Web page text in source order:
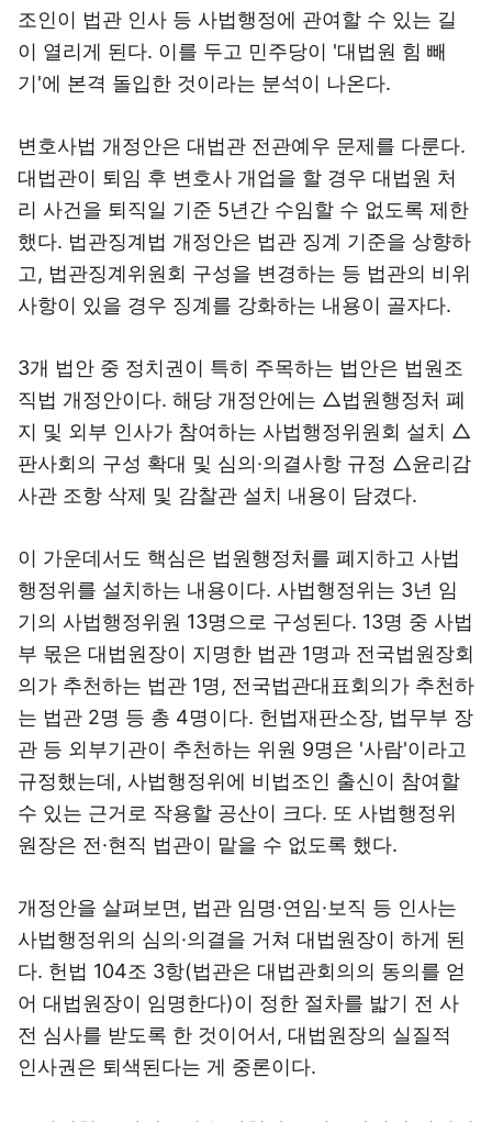
조인이 법관 인사 등 사법행정에 관여할 수 있는 길
이 열리게 된다. 이를 두고 민주당이 '대법원 힘 빼
기'에 본격 돌입한 것이라는 분석이 나온다.
변호사법 개정안은 대법관 전관예우 문제를 다룬다.
대법관이 퇴임 후 변호사 개업을 할 경우 대법원 처
리 사건을 퇴직일 기준 5년간 수임할 수 없도록 제한
했다. 법관징계법 개정안은 법관 징계 기준을 상향하
고, 법관징계위원회 구성을 변경하는 등 법관의 비위
사항이 있을 경우 징계를 강화하는 내용이 골자다.
3개 법안 중 정치권이 특히 주목하는 법안은 법원조
직법 개정안이다. 해당 개정안에는 △법원행정처 폐
지 및 외부 인사가 참여하는 사법행정위원회 설치 △
판사회의 구성 확대 및 심의·의결사항 규정 △윤리감
사관 조항 삭제 및 감찰관 설치 내용이 담겼다.
이 가운데서도 핵심은 법원행정처를 폐지하고 사법
행정위를 설치하는 내용이다. 사법행정위는 3년 임
기의 사법행정위원 13명으로 구성된다. 13명 중 사법
부 몫은 대법원장이 지명한 법관 1명과 전국법원장회
의가 추천하는 법관 1명, 전국법관대표회의가 추천하
는 법관 2명 등 총 4명이다. 헌법재판소장, 법무부 장
관 등 외부기관이 추천하는 위원 9명은 '사람'이라고
규정했는데, 사법행정위에 비법조인 출신이 참여할
수 있는 근거로 작용할 공산이 크다. 또 사법행정위
원장은 전·현직 법관이 맡을 수 없도록 했다.
개정안을 살펴보면, 법관 임명·연임·보직 등 인사는
사법행정위의 심의·의결을 거쳐 대법원장이 하게 된
다. 헌법 104조 3항(법관은 대법관회의의 동의를 얻
어 대법원장이 임명한다)이 정한 절차를 밟기 전 사
전 심사를 받도록 한 것이어서, 대법원장의 실질적
인사권은 퇴색된다는 게 중론이다.